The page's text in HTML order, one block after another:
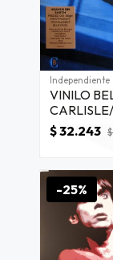
Independiente
VINILO
CARLISLE/ HEAVEN ON
EARTH
1LP
$ 32.243
-25%